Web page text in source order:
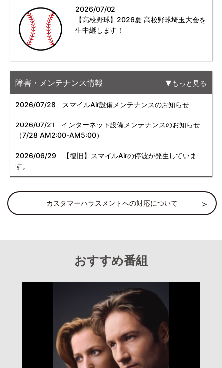
2026/07/02
【高校野球】2026夏 高校野球埼玉大会を
生中継します！
障害・メンテナンス情報 もっと見る
2026/07/28 スマイルAir設備メンテナンスのお知らせ
2026/07/21
インターネット設備メンテナンスのお知らせ
（7/28 AM2:00-AM5:00）
2026/06/29 【復旧】スマイルAirの停波が発生していま
す。
カスタマーハラスメントへの対応について
おすすめ番組